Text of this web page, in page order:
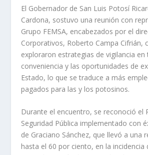
El Gobernador de San Luis Potosí
Cardona, sostuvo una reunión con
Grupo FEMSA, encabezados por el
Corporativos, Roberto Campa Cifrián,
exploraron estrategias de vigilancia en
conveniencia y las oportunidades de
Estado, lo que se traduce a más
pagados para las y los potosinos.
Durante el encuentro, se reconoció el
Seguridad Pública implementado con
de Graciano Sánchez, que llevó a una
hasta el 60 por ciento, en la incidencia